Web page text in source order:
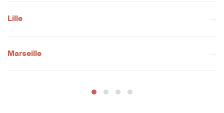
Lille
Marseille